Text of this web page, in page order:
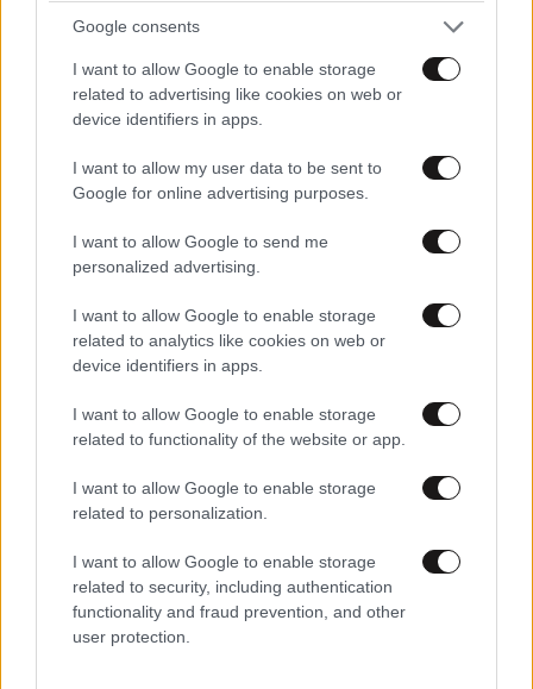
Google consents
I want to allow Google to enable storage
related to advertising like cookies on web or
device identifiers in apps.
I want to allow my user data to be sent to
Google for online advertising purposes.
I want to allow Google to send me
personalized advertising.
I want to allow Google to enable storage
related to analytics like cookies on web or
device identifiers in apps.
I want to allow Google to enable storage
related to functionality of the website or app.
I want to allow Google to enable storage
related to personalization.
I want to allow Google to enable storage
related to security, including authentication
functionality and fraud prevention, and other
user protection.